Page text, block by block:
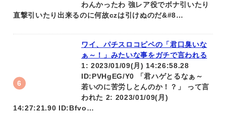
わんかったわ 強レア役でボナ引いたり
直撃引いたり出来るのに何故czは引けぬのだ&#8…
ワイ、パチスロコピペの「君口臭いな
ぁ～！」みたいな事をガチで言われる
1: 2023/01/09(月) 14:26:58.28
ID:PVHgEG/Y0 「君ハゲとるなぁ～
若いのに苦労しとんのか！？」 って言
われた 2: 2023/01/09(月)
14:27:21.90 ID:Bfvo…